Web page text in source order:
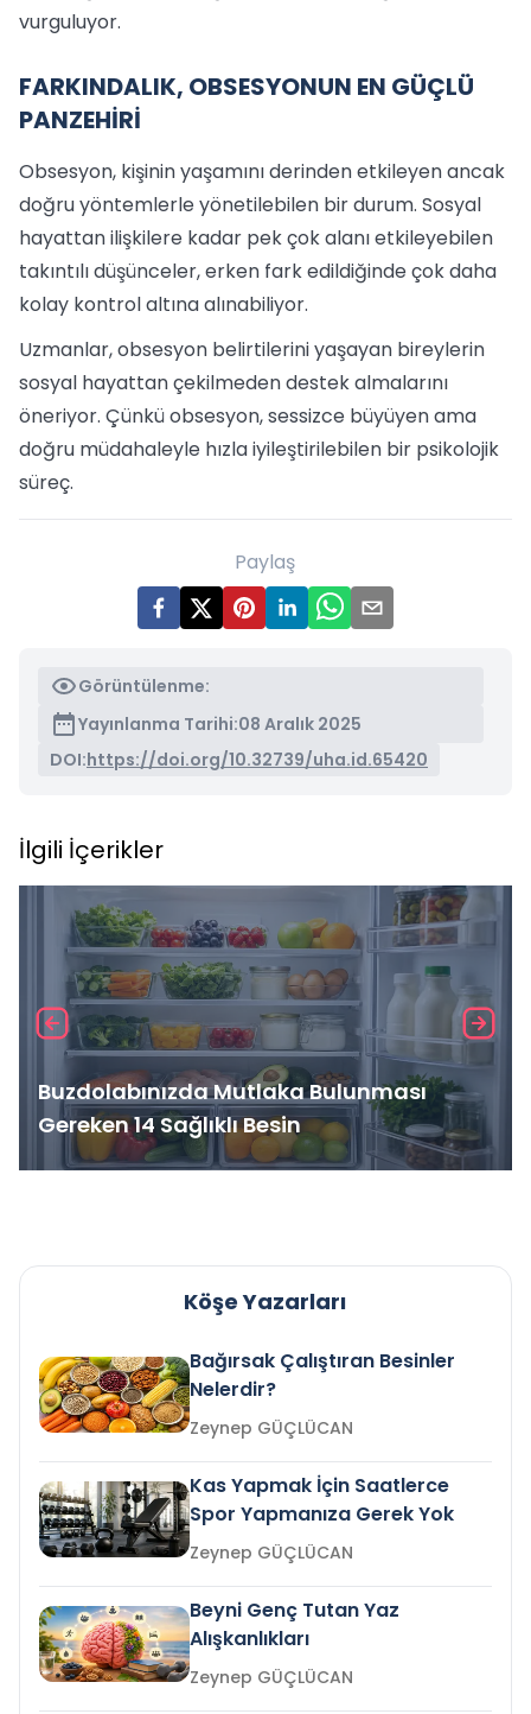
vurguluyor.
FARKINDALIK, OBSESYONUN EN GÜÇLÜ
PANZEHİRİ
Obsesyon, kişinin yaşamını derinden etkileyen ancak
doğru yöntemlerle yönetilebilen bir durum. Sosyal
hayattan ilişkilere kadar pek çok alanı etkileyebilen
takıntılı düşünceler, erken fark edildiğinde çok daha
kolay kontrol altına alınabiliyor.
Uzmanlar, obsesyon belirtilerini yaşayan bireylerin
sosyal hayattan çekilmeden destek almalarını
öneriyor. Çünkü obsesyon, sessizce büyüyen ama
doğru müdahaleyle hızla iyileştirilebilen bir psikolojik
süreç.
Paylaş
Görüntülenme:
Yayınlanma Tarihi:08 Aralık 2025
DOI:https://doi.org/10.32739/uha.id.65420
İlgili İçerikler
Buzdolabınızda Mutlaka Bulunması
Gereken 14 Sağlıklı Besin
Köşe Yazarları
Bağırsak Çalıştıran Besinler
Nelerdir?
Zeynep GÜÇLÜCAN
Kas Yapmak İçin Saatlerce
Spor Yapmanıza Gerek Yok
Zeynep GÜÇLÜCAN
Beyni Genç Tutan Yaz
Alışkanlıkları
Zeynep GÜÇLÜCAN